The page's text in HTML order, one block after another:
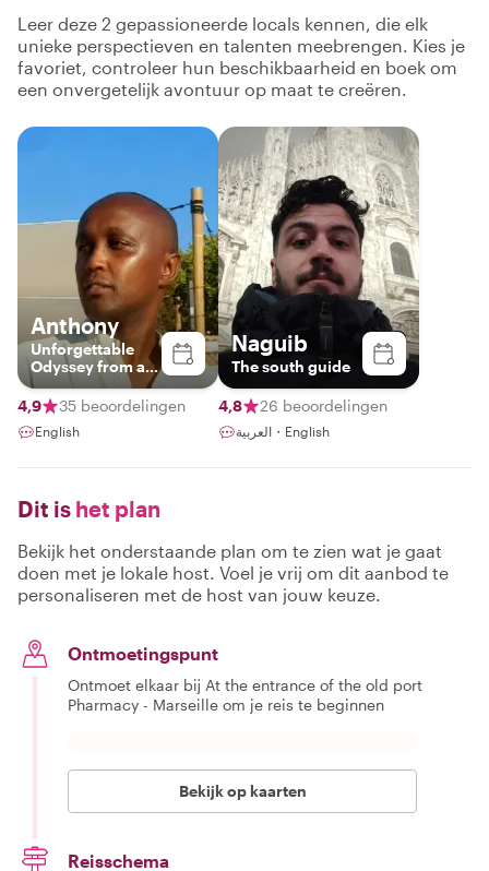
Leer deze 2 gepassioneerde locals kennen, die elk
unieke perspectieven en talenten meebrengen. Kies je
favoriet, controleer hun beschikbaarheid en boek om
een onvergetelijk avontuur op maat te creëren.
Anthony
Unforgettable
Odyssey from a
third perspective.
Unforgettable.
4,9 35 beoordelingen
English
Naguib
The south guide
4,8 26 beoordelingen
العربية・English
Dit is het plan
Bekijk het onderstaande plan om te zien wat je gaat
doen met je lokale host. Voel je vrij om dit aanbod te
personaliseren met de host van jouw keuze.
Ontmoetingspunt
Ontmoet elkaar bij At the entrance of the old port
Pharmacy - Marseille om je reis te beginnen
Bekijk op kaarten
Reisschema